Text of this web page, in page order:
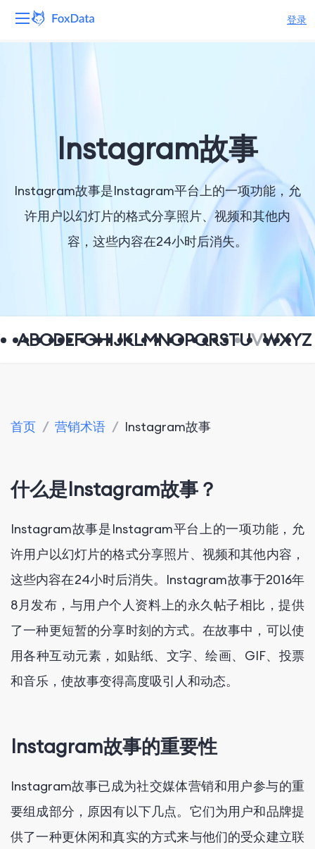
登录
解决方案Instagram故事
Instagram故事是Instagram平台上的一项功能，允
许用户以幻灯片的格式分享照片、视频和其他内
容，这些内容在24小时后消失。
ABCDEFGHIJKLMNOPQRSTUVWXYZ
首页 / 营销术语 / Instagram故事
什么是Instagram故事？
Instagram故事是Instagram平台上的一项功能，允
许用户以幻灯片的格式分享照片、视频和其他内容，
这些内容在24小时后消失。Instagram故事于2016年
8月发布，与用户个人资料上的永久帖子相比，提供
了一种更短暂的分享时刻的方式。在故事中，可以使
用各种互动元素，如贴纸、文字、绘画、GIF、投票
和音乐，使故事变得高度吸引人和动态。
Instagram故事的重要性
Instagram故事已成为社交媒体营销和用户参与的重
要组成部分，原因有以下几点。它们为用户和品牌提
供了一种更休闲和真实的方式来与他们的受众建立联